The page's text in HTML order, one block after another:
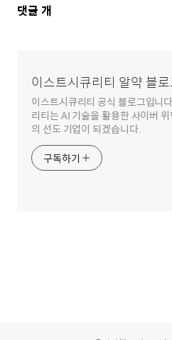
댓
댓글 개
이스트시큐리티 알약 블
이스트시큐리티 공식 블로그입니
리티는 AI 기술을 활용한 사이버
의 선도 기업이 되겠습니다.
구독하기